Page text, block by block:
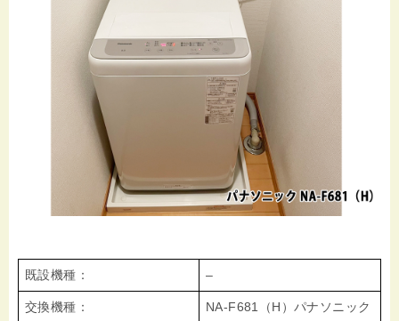
既設機種： –
交換機種： NA-F681（H）パナソニック